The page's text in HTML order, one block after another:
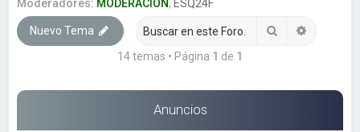
Moderadores: MODERACION, ESQ24F
Nuevo Tema Buscar
14 temas • Página 1 de 1
Anuncios